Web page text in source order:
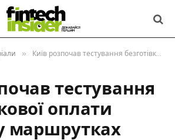
» Київ розпочав тестування безготівкової оплати проїзду у маршрутках
тестування
оплати
маршрутках